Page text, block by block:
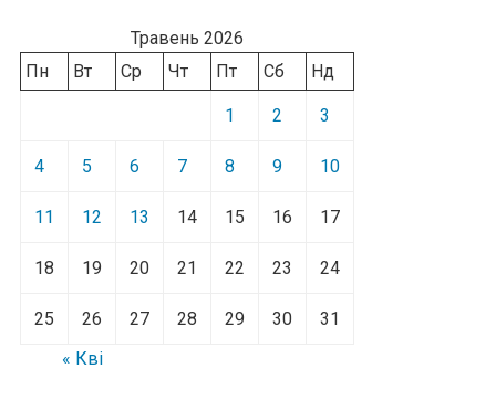
Травень 2026
Пн
Вт Ср Чт Пт Сб Нд
1 2 3
4 5 6 7 8 9 10
11 12 13 14 15 16 17
18 19 20 21 22 23 24
25 26 27 28 29 30
31
« Кві